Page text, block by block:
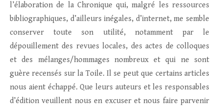
l’élaboration de la Chronique qui, malgré les ressources
bibliographiques, d’ailleurs inégales, d’internet, me semble
conserver toute son utilité, notamment par le
dépouillement des revues locales, des actes de colloques
et des mélanges/hommages nombreux et qui ne sont
guère recensés sur la Toile. Il se peut que certains articles
nous aient échappé. Que leurs auteurs et les responsables
d’édition veuillent nous en excuser et nous faire parvenir